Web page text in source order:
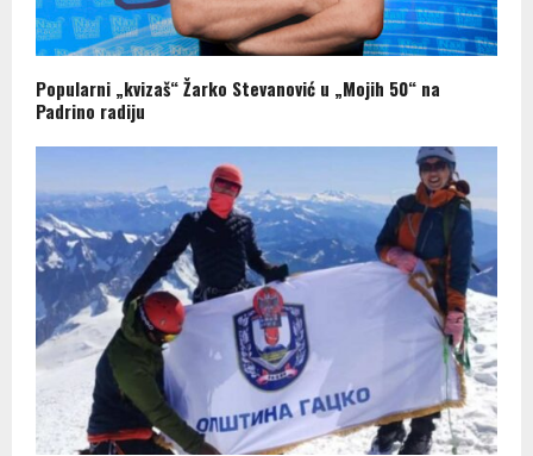
Popularni „kvizaš“ Žarko Stevanović u „Mojih 50“ na
Padrino radiju